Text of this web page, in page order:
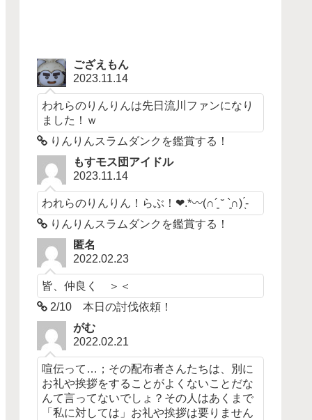
ござえもん
2023.11.14
われらのりんりんは先日流川ファンになり
ました！ｗ
りんりんスラムダンクを鑑賞する！
もすモス団アイドル
2023.11.14
われらのりんりん！らぶ！❤︎.*〰︎︎‪(∩´͈ ˘ `͈∩)︎ ̖́-‬
りんりんスラムダンクを鑑賞する！
匿名
2022.02.23
皆、仲良く ＞＜
2/10 本日の討伐依頼！
がむ
2022.02.21
喧伝って…；その配布者さんたちは、別に
お礼や挨拶をすることがよくないことだな
んて言ってないでしょ？その人はあくまで
「私に対しては」お礼や挨拶は要りません